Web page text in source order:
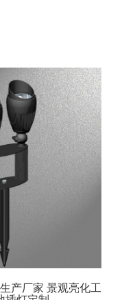
产厂家 景观亮化工